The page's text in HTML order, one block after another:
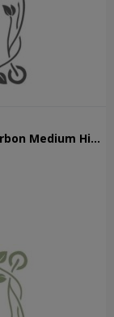
Cuerda 3ª Knobloch Clásica Actives CX Carbon Medium High Tens 403ACX